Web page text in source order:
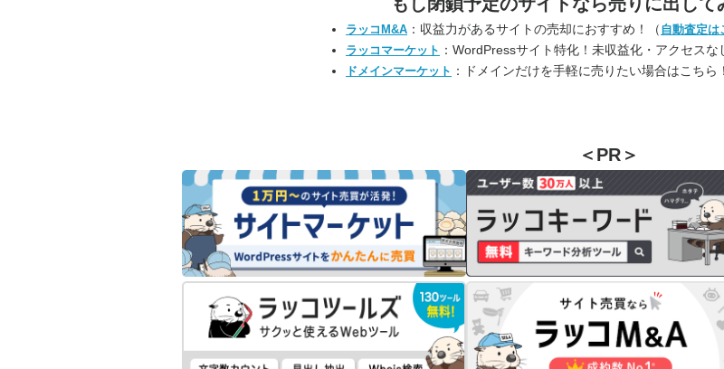
ラッコM&A ：収益力があるサイトの売却におすすめ！（ 自動査定は
ラッコマーケット ：WordPressサイト特化！未収益化・アクセス
ドメインマーケット ：ドメインだけを手軽に売りたい場合はこちら！
＜PR＞